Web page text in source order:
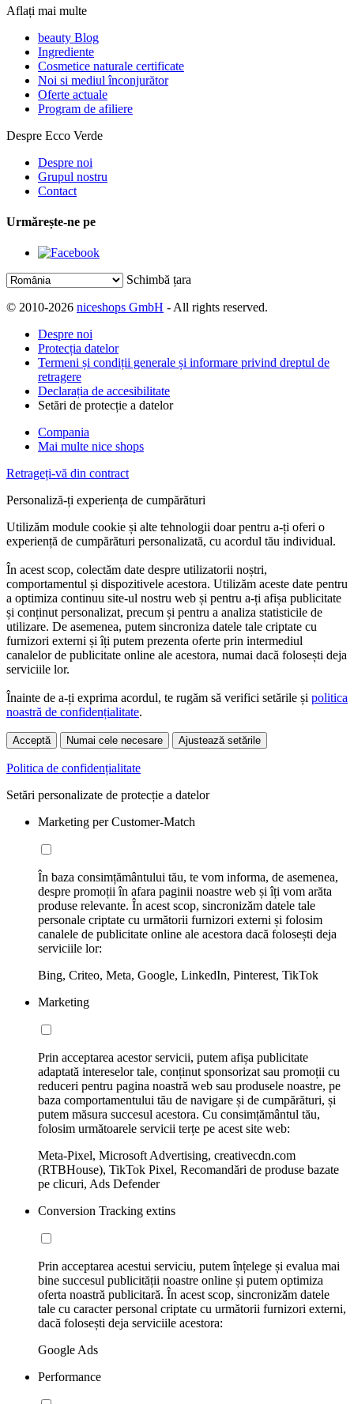
Aflați mai multe
beauty Blog
Ingrediente
Cosmetice naturale certificate
Noi si mediul înconjurător
Oferte actuale
Program de afiliere
Despre Ecco Verde
Despre noi
Grupul nostru
Contact
Urmărește-ne pe
Schimbă țara
© 2010-2026 niceshops GmbH - All rights reserved.
Despre noi
Protecția datelor
Termeni și condiții generale și informare privind dreptul de
retragere
Declarația de accesibilitate
Setări de protecție a datelor
Compania
Mai multe nice shops
Retrageți-vă din contract
Personaliză-ți experiența de cumpărături
Utilizăm module cookie și alte tehnologii doar pentru a-ți oferi o
experiență de cumpărături personalizată, cu acordul tău individual.
În acest scop, colectăm date despre utilizatorii noștri,
comportamentul și dispozitivele acestora. Utilizăm aceste date pentru
a optimiza continuu site-ul nostru web și pentru a-ți afișa publicitate
și conținut personalizat, precum și pentru a analiza statisticile de
utilizare. De asemenea, putem sincroniza datele tale criptate cu
furnizori externi și îți putem prezenta oferte prin intermediul
canalelor de publicitate online ale acestora, numai dacă folosești deja
serviciile lor.
Înainte de a-ți exprima acordul, te rugăm să verifici setările și politica
noastră de confidențialitate.
Acceptă Numai cele necesare Ajustează setările
Politica de confidențialitate
Setări personalizate de protecție a datelor
Marketing per Customer-Match
În baza consimțământului tău, te vom informa, de asemenea,
despre promoții în afara paginii noastre web și îți vom arăta
produse relevante. În acest scop, sincronizăm datele tale
personale criptate cu următorii furnizori externi și folosim
canalele de publicitate online ale acestora dacă folosești deja
serviciile lor:
Bing, Criteo, Meta, Google, LinkedIn, Pinterest, TikTok
Marketing
Prin acceptarea acestor servicii, putem afișa publicitate
adaptată intereselor tale, conținut sponsorizat sau promoții cu
reduceri pentru pagina noastră web sau produsele noastre, pe
baza comportamentului tău de navigare și de cumpărături, și
putem măsura succesul acestora. Cu consimțământul tău,
folosim următoarele servicii terțe pe acest site web:
Meta-Pixel, Microsoft Advertising, creativecdn.com
(RTBHouse), TikTok Pixel, Recomandări de produse bazate
pe clicuri, Ads Defender
Conversion Tracking extins
Prin acceptarea acestui serviciu, putem înțelege și evalua mai
bine succesul publicității noastre online și putem optimiza
oferta noastră publicitară. În acest scop, sincronizăm datele
tale cu caracter personal criptate cu următorii furnizori externi,
dacă folosești deja serviciile acestora:
Google Ads
Performance